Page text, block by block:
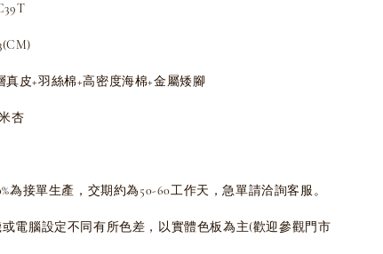
真皮+羽絲棉+高密度海棉+金屬矮腳
杏
為接單生產，交期約為50-60工作天，急單請洽詢客服。
電腦設定不同有所色差，以實體色板為主(歡迎參觀門市